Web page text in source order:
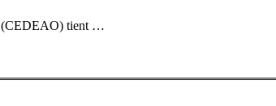
(CEDEAO) tient …